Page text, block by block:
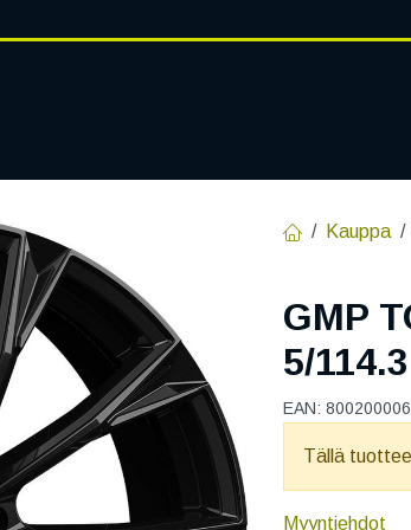
Kauppa
GMP
5/
EAN:
Tällä
Myyntiehdot